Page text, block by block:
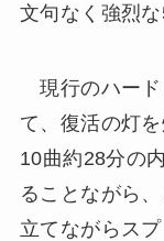
文句なく強烈な
現行のハード
て、復活の灯
10曲約28分の
ることながら
立てながらス